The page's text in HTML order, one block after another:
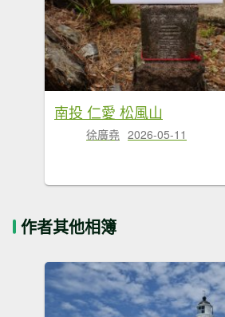
南投 仁愛 松風山
徐廣堯 2026-05-11
作者其他相簿